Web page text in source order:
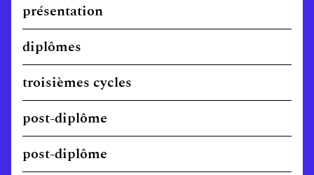
présentation
diplômes
troisièmes cycles
post-diplôme
post-diplôme